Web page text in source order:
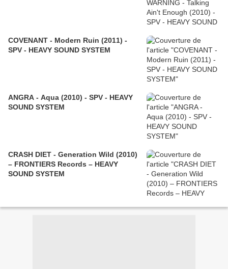
COVENANT - Modern Ruin (2011) -
SPV - HEAVY SOUND SYSTEM
ANGRA - Aqua (2010) - SPV - HEAVY
SOUND SYSTEM
CRASH DIET - Generation Wild (2010)
– FRONTIERS Records – HEAVY
SOUND SYSTEM